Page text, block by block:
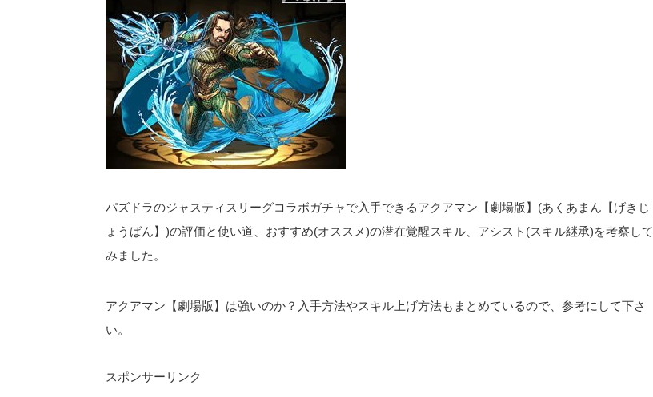
パズドラのジャスティスリーグコラボガチャで入手できるアクアマン【劇場版】(あくあまん【げきじ
ょうばん】)の評価と使い道、おすすめ(オススメ)の潜在覚醒スキル、アシスト(スキル継承)を考察して
みました。
アクアマン【劇場版】は強いのか？入手方法やスキル上げ方法もまとめているので、参考にして下さ
い。
スポンサーリンク